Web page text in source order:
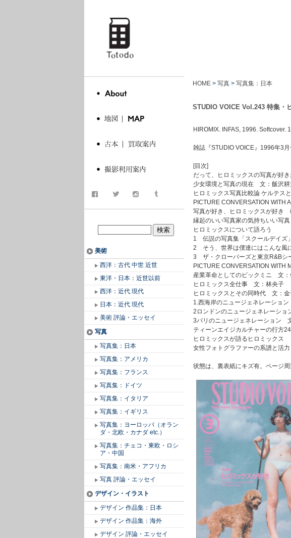
美術
西洋：古代 中世 近世
東洋・日本：近世以前
西洋：近代 現代
日本：近代 現代
美術 評論・エッセイ
写真
写真集：日本
写真集：アメリカ
写真集：フランス
写真集：ドイツ
写真集：イタリア
写真集：イギリス
写真集：ヨーロッパ（オラン
ダ・北欧・カナダ etc.）
写真集：チェコ・東欧・ロシ
ア・中国
写真集：南米・アフリカ
写真 評論・エッセイ
デザイン・イラスト
デザイン 作品集：日本
デザイン 作品集：海外
デザイン 評論・エッセイ
HOME > 写真 > 写真集：日本
STUDIO VOICE Vol.243 特集・
HIROMIX. INFAS, 1996. Softcover.
雑誌『STUDIO VOICE』1996年3
[目次]
だって、ヒロミックスの写真が好
少女環境と写真の現在 文：飯沢耕
ヒロミックス写真比較論 ケルテス
PICTURE CONVERSATION
写真が好き、ヒロミックスが好き
縁起のいい写真家の気持ちいい写
ヒロミックスについて語ろう
1 伝説の写真集「スクールデイズ
2 そう、世界は僕達にはこんな風
3 ザ・クローバーズと東京R&B
PICTURE CONVERSATION WITH
産業革命としてのビックミニ 文：
ヒロミックス全仕事 文：林央子
ヒロミックスとその同時代 文：金
1.西海岸のニュージェネレーショ
2ロンドンのニュージェネレーシ
3パリのニュージェネレーション
ティーンエイジカルチャーの行方
ヒロミックスが語るヒロミックス
女性フォトグラファーの系譜と活
状態は、裏表紙にキズ有。ページ周